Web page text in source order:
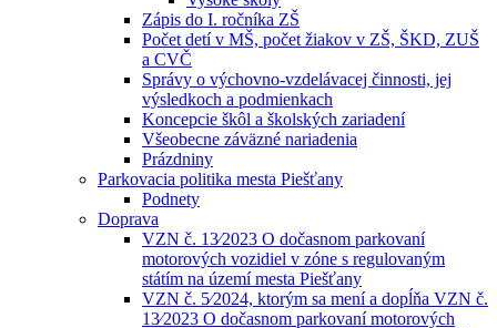
Zápis do I. ročníka ZŠ
Počet detí v MŠ, počet žiakov v ZŠ, ŠKD, ZUŠ
a CVČ
Správy o výchovno-vzdelávacej činnosti, jej
výsledkoch a podmienkach
Koncepcie škôl a školských zariadení
Všeobecne záväzné nariadenia
Prázdniny
Parkovacia politika mesta Piešťany
Podnety
Doprava
VZN č. 13⁄2023 O dočasnom parkovaní
motorových vozidiel v zóne s regulovaným
státím na území mesta Piešťany
VZN č. 5⁄2024, ktorým sa mení a dopĺňa VZN č.
13⁄2023 O dočasnom parkovaní motorových